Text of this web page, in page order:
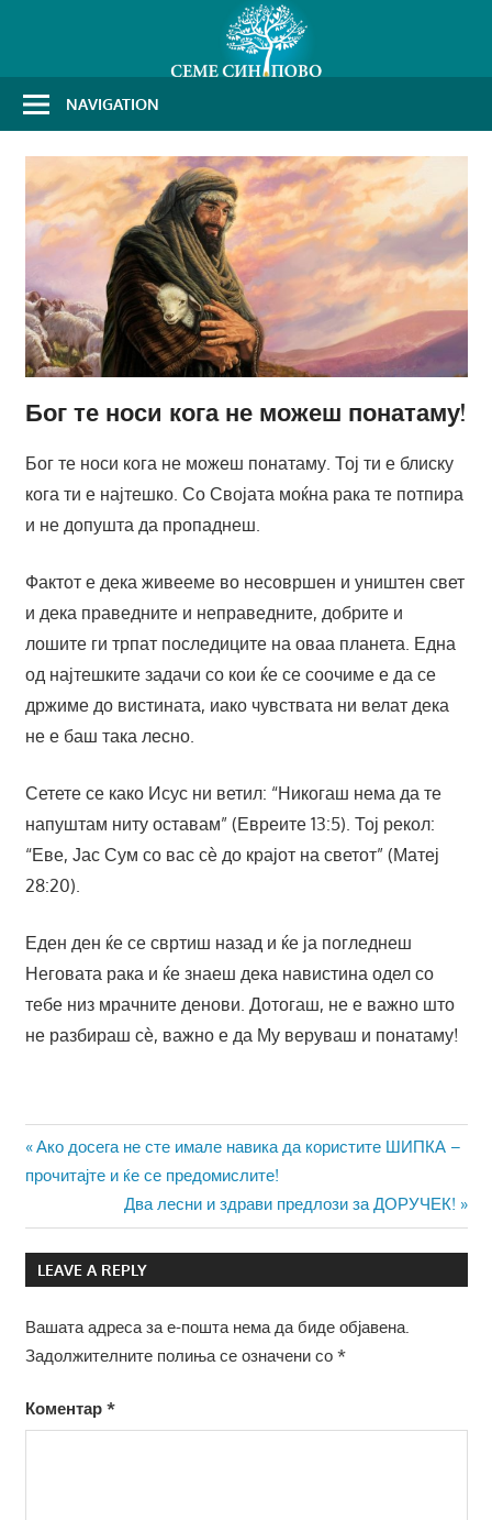
NAVIGATION
Бог те носи кога не можеш понатаму!
Бог те носи кога не можеш понатаму. Тој ти е блиску
кога ти е најтешко. Со Својата моќна рака те потпира
и не допушта да пропаднеш.
Фактот е дека живееме во несовршен и уништен свет
и дека праведните и неправедните, добрите и
лошите ги трпат последиците на оваа планета. Една
од најтешките задачи со кои ќе се соочиме е да се
држиме до вистината, иако чувствата ни велат дека
не е баш така лесно.
Сетете се како Исус ни ветил: “Никогаш нема да те
напуштам ниту оставам” (Евреите 13:5). Тој рекол:
“Еве, Јас Сум со вас сѐ до крајот на светот” (Матеј
28:20).
Еден ден ќе се свртиш назад и ќе ја погледнеш
Неговата рака и ќе знаеш дека навистина одел со
тебе низ мрачните денови. Дотогаш, не е важно што
не разбираш сѐ, важно е да Му веруваш и понатаму!
Навигација
на
напис
Previous
Post:
Ако досега не сте имале навика да користите ШИПКА –
прочитајте и ќе се предомислите!
Next
Post:
Два лесни и здрави предлози за ДОРУЧЕК!
LEAVE A REPLY
Вашата адреса за е-пошта нема да биде објавена.
Задолжителните полиња се означени со *
Коментар *